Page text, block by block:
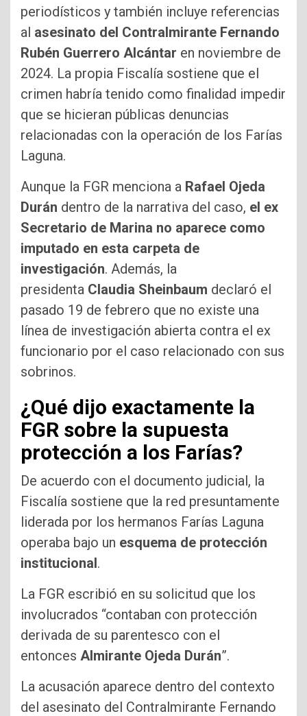
periodísticos y también incluye referencias
al asesinato del Contralmirante Fernando
Rubén Guerrero Alcántar en noviembre de
2024. La propia Fiscalía sostiene que el
crimen habría tenido como finalidad impedir
que se hicieran públicas denuncias
relacionadas con la operación de los Farías
Laguna.
Aunque la FGR menciona a Rafael Ojeda
Durán dentro de la narrativa del caso, el ex
Secretario de Marina no aparece como
imputado en esta carpeta de
investigación. Además, la
presidenta Claudia Sheinbaum declaró el
pasado 19 de febrero que no existe una
línea de investigación abierta contra el ex
funcionario por el caso relacionado con sus
sobrinos.
¿Qué dijo exactamente la
FGR sobre la supuesta
protección a los Farías?
De acuerdo con el documento judicial, la
Fiscalía sostiene que la red presuntamente
liderada por los hermanos Farías Laguna
operaba bajo un esquema de protección
institucional.
La FGR escribió en su solicitud que los
involucrados “contaban con protección
derivada de su parentesco con el
entonces Almirante Ojeda Durán”.
La acusación aparece dentro del contexto
del asesinato del Contralmirante Fernando